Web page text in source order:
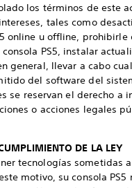
los términos de este
tales como
online u offline,
PS5, instalar
general, llevar a cabo
del software del
se reservan el derecho
o acciones legales
DE LA LEY
tecnologías sometidas
motivo, su consola